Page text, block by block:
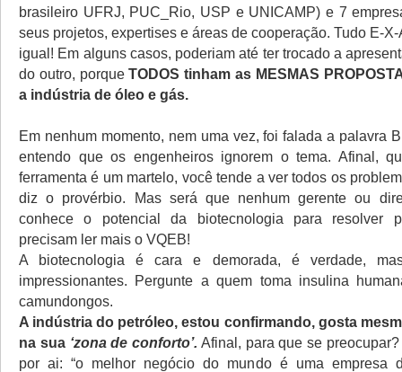
brasileiro UFRJ, PUC_Rio, USP e UNICAMP) e 7
seus projetos, expertises e áreas de cooperação. Tudo E-
igual! Em alguns casos, poderiam até ter trocado a
do outro, porqueTODOS tinham as MESMAS
a indústria de óleo e gás.
Em nenhum momento, nem uma vez, foi falada a palavra
entendo que os engenheiros ignorem o tema. Afinal,
ferramenta é um martelo, você tende a ver todos os
diz o provérbio. Mas será que nenhum gerente ou
conhece o potencial da biotecnologia para resolver
precisam ler mais o VQEB!
A biotecnologia é cara e demorada, é verdade,
impressionantes. Pergunte a quem toma insulina
camundongos.
A indústria do petróleo, estou confirmando, gosta
na sua ‘zona de conforto’. Afinal, para que se
por ai: “o melhor negócio do mundo é uma empresa